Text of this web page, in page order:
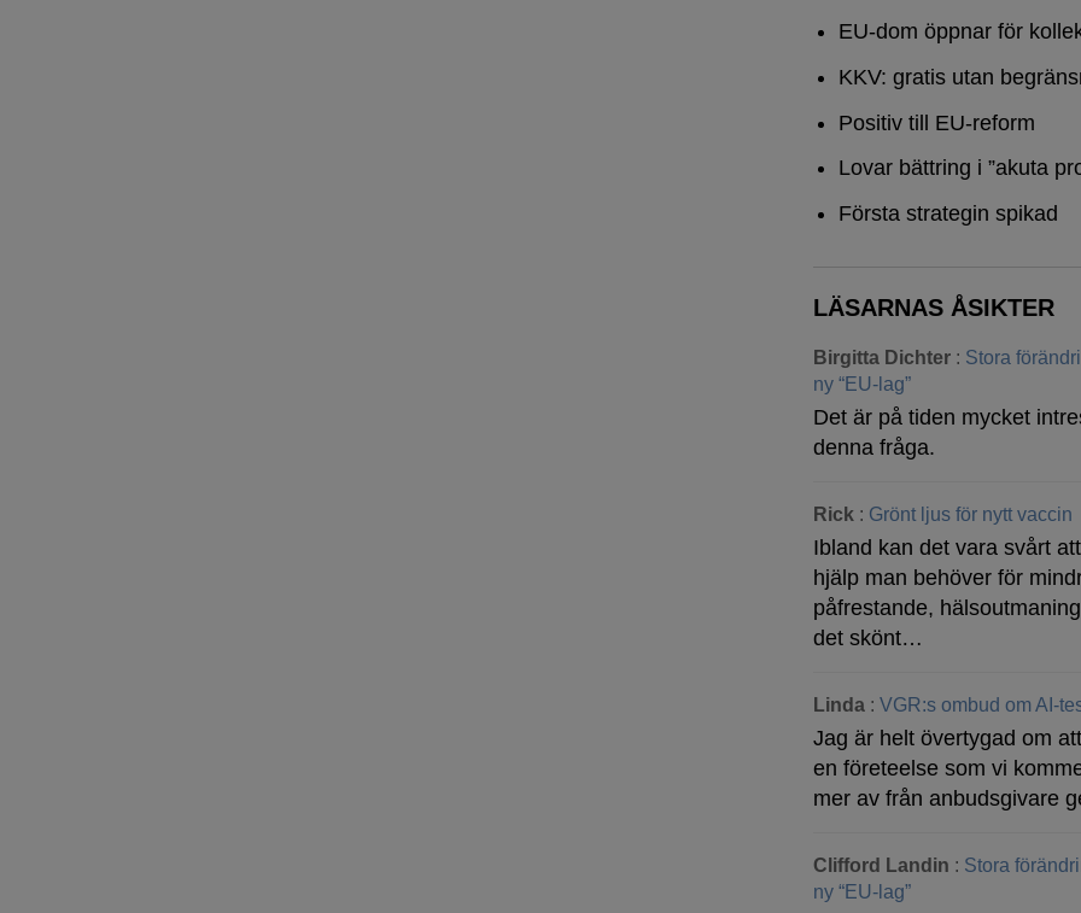
EU-dom öppnar för
KKV: gratis utan
Positiv till EU-reform
Lovar bättring i ”akuta
Första strategin spikad
LÄSARNAS ÅSIKTER
Birgitta Dichter : Stora
ny “EU-lag”
Det är på tiden mycket
denna fråga.
Rick : Grönt ljus för nytt vaccin
Ibland kan det vara svårt
hjälp man behöver för
påfrestande,
det skönt…
Linda :VGR:s ombud om AI-
Jag är helt övertygad om
en företeelse som vi
mer av från anbudsgivare
Clifford Landin : Stora
ny “EU-lag”